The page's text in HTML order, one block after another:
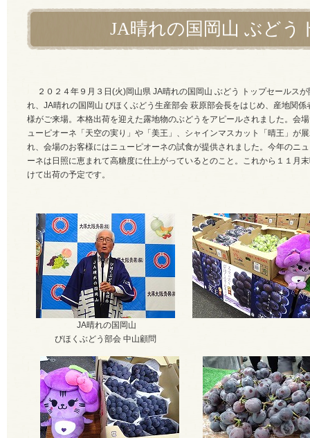
JA晴れの国岡山 ぶどう
２０２４年９月３日(火)岡山県 JA晴れの国岡山 ぶどう トップセールスが
れ、JA晴れの国岡山 びほくぶどう生産部会 萩原部会長をはじめ、産地関係
様がご来場。本格出荷を迎えた露地物のぶどうをアピールされました。会
ューピオーネ 「天空の実り」や「美王」、 シャインマスカット「晴王」が
れ、会場のお客様にはニューピオーネの試食が提供されました。今年のニ
ーネは日照に恵まれて高糖度に仕上がっているとのこと。これから１１月
けて出荷の予定です。
JA晴れの国岡山
びほくぶどう部会 中山顧問